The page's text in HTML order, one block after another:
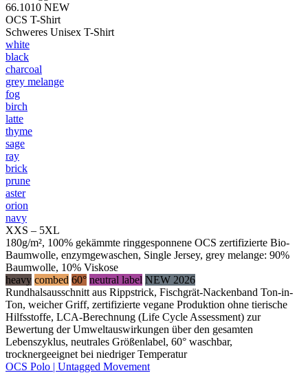
66.1010 NEW
OCS T-Shirt
Schweres Unisex T-Shirt
white
black
charcoal
grey melange
fog
birch
latte
thyme
sage
ray
brick
prune
aster
orion
navy
XXS – 5XL
180g/m², 100% gekämmte ringgesponnene OCS zertifizierte Bio-
Baumwolle, enzymgewaschen, Single Jersey, grey melange: 90%
Baumwolle, 10% Viskose
heavy combed 60° neutral label NEW 2026
Rundhalsausschnitt aus Rippstrick, Fischgrät-Nackenband Ton-in-
Ton, weicher Griff, zertifizierte vegane Produktion ohne tierische
Hilfsstoffe, LCA-Berechnung (Life Cycle Assessment) zur
Bewertung der Umweltauswirkungen über den gesamten
Lebenszyklus, neutrales Größenlabel, 60° waschbar,
trocknergeeignet bei niedriger Temperatur
OCS Polo | Untagged Movement